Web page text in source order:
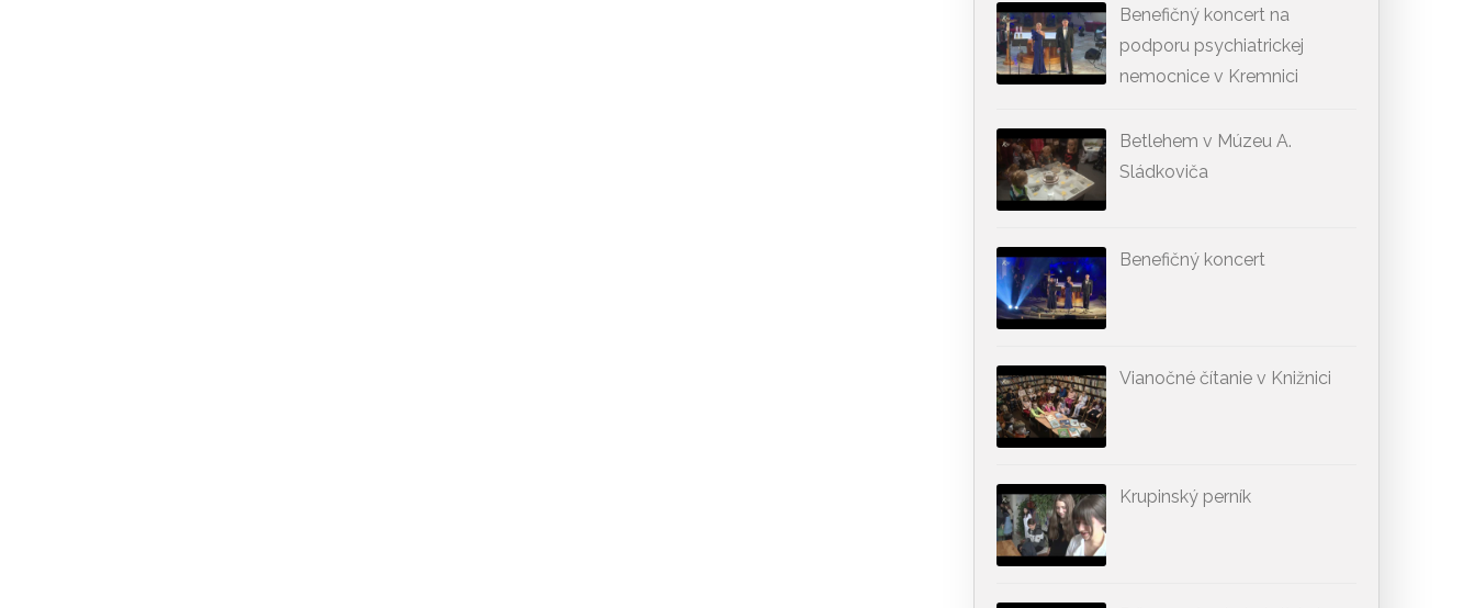
Benefičný koncert na
podporu psychiatrickej
nemocnice v Kremnici
Betlehem v Múzeu A.
Sládkoviča
Benefičný koncert
Vianočné čítanie v Knižnici
Krupinský perník